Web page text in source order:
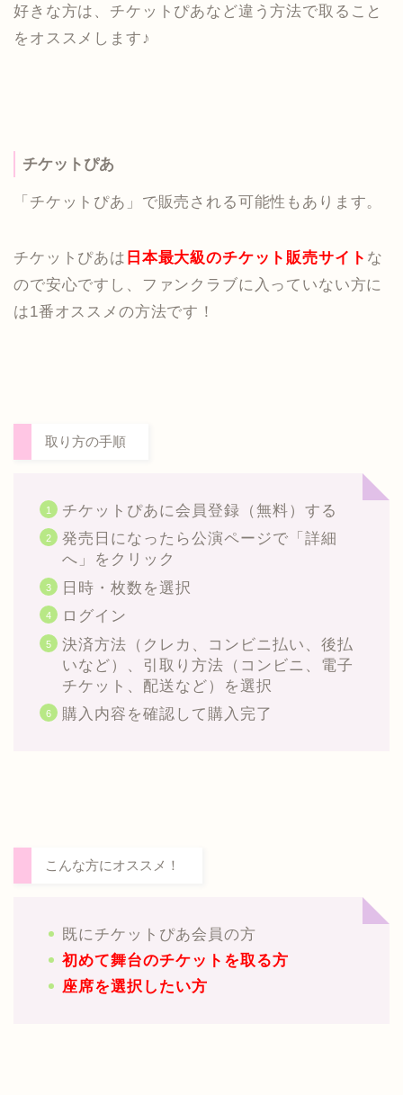
好きな方は、チケットぴあなど違う方法で取ること
をオススメします♪
チケットぴあ
「チケットぴあ」で販売される可能性もあります。
チケットぴあは 日本最大級のチケット販売サイト な
ので安心ですし、ファンクラブに入っていない方に
は1番オススメの方法です！
取り方の手順
チケットぴあに会員登録（無料）する
発売日になったら公演ページで「詳細
へ」をクリック
日時・枚数を選択
ログイン
決済方法（クレカ、コンビニ払い、後払
いなど）、引取り方法（コンビニ、電子
チケット、配送など）を選択
購入内容を確認して購入完了
こんな方にオススメ！
既にチケットぴあ会員の方
初めて舞台のチケットを取る方
座席を選択したい方